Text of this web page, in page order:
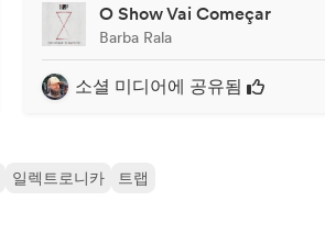
O Show Vai Começar
Barba Rala
소셜 미디어에 공유됨
일렉트로니카 트랩